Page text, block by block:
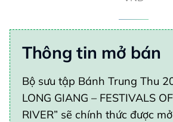
Thông tin mở bán
Bộ sưu tập Bánh Trung Thu
LONG GIANG – FESTIVALS
RIVER” sẽ chính thức được